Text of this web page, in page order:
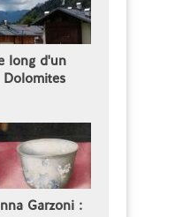
long d'un
Garzoni :